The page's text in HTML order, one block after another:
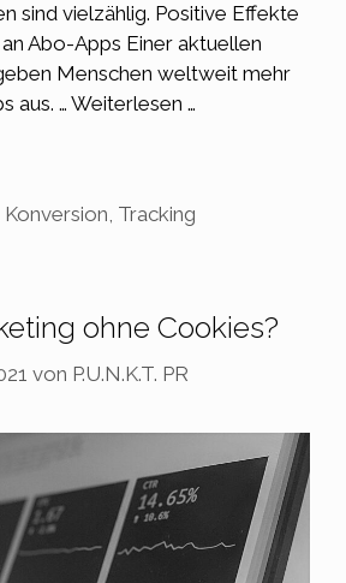
sind vielzählig. Positive Effekte
Abo-Apps Einer aktuellen
Menschen weltweit mehr
aus. … Weiterlesen …
Konversion, Tracking
ohne Cookies?
von P.U.N.K.T. PR